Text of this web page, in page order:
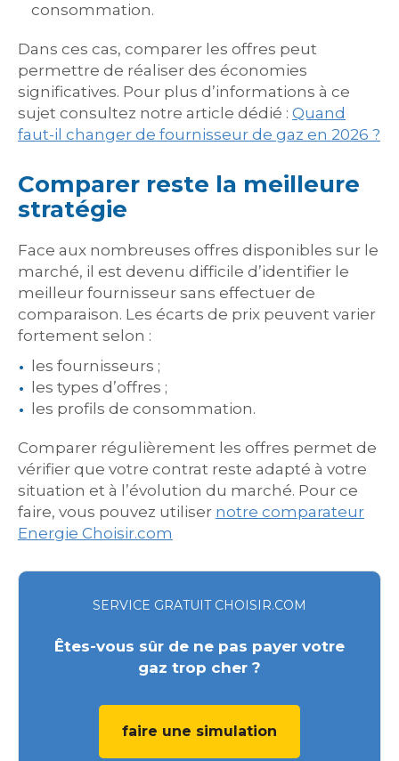
consommation.
Dans ces cas, comparer les offres peut
permettre de réaliser des économies
significatives. Pour plus d’informations à ce
sujet consultez notre article dédié : Quand
faut-il changer de fournisseur de gaz en 2026 ?
Comparer reste la meilleure
stratégie
Face aux nombreuses offres disponibles sur le
marché, il est devenu difficile d’identifier le
meilleur fournisseur sans effectuer de
comparaison. Les écarts de prix peuvent varier
fortement selon :
les fournisseurs ;
les types d’offres ;
les profils de consommation.
Comparer régulièrement les offres permet de
vérifier que votre contrat reste adapté à votre
situation et à l’évolution du marché. Pour ce
faire, vous pouvez utiliser notre comparateur
Energie Choisir.com
SERVICE GRATUIT CHOISIR.COM
Êtes-vous sûr de ne pas payer votre
gaz trop cher ?
faire une simulation